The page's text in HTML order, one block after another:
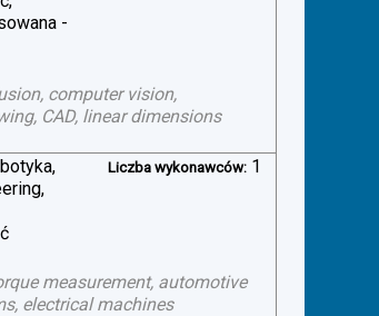
-
computer vision,
CAD, linear dimensions
Liczba wykonawców: 1
measurement, automotive
electrical machines